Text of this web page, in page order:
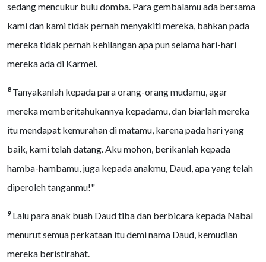
sedang mencukur bulu domba. Para gembalamu ada bersama
kami dan kami tidak pernah menyakiti mereka, bahkan pada
mereka tidak pernah kehilangan apa pun selama hari-hari
mereka ada di Karmel.
8 Tanyakanlah kepada para orang-orang mudamu, agar
mereka memberitahukannya kepadamu, dan biarlah mereka
itu mendapat kemurahan di matamu, karena pada hari yang
baik, kami telah datang. Aku mohon, berikanlah kepada
hamba-hambamu, juga kepada anakmu, Daud, apa yang telah
diperoleh tanganmu!"
9 Lalu para anak buah Daud tiba dan berbicara kepada Nabal
menurut semua perkataan itu demi nama Daud, kemudian
mereka beristirahat.